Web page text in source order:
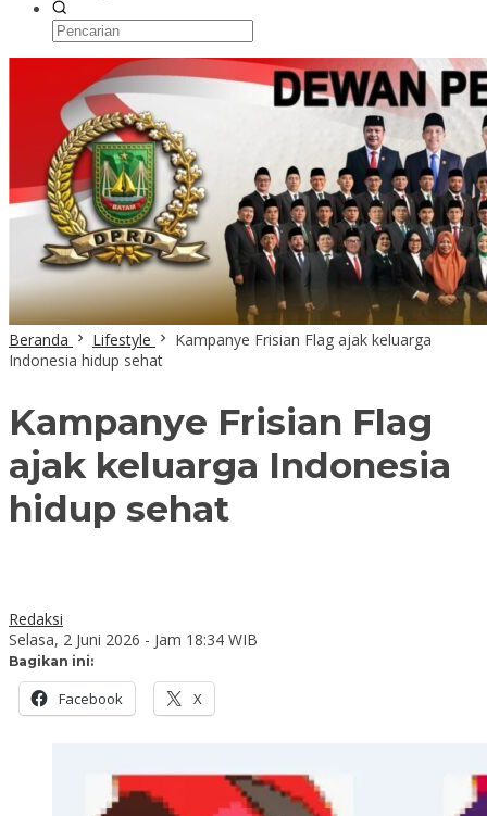
Beranda Lifestyle
Kampanye Frisian Flag ajak keluarga
Indonesia hidup sehat
Kampanye Frisian Flag
ajak keluarga Indonesia
hidup sehat
Redaksi
Selasa, 2 Juni 2026 - Jam 18:34 WIB
Bagikan ini:
Facebook X